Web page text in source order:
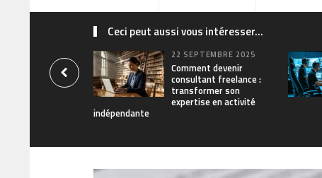
Ceci peut aussi vous intéresser...
22 SEPTEMBRE 2025
Comment devenir
consultant freelance :
transformer son
expertise en activité
indépendante